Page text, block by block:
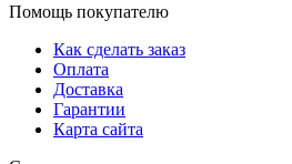
Помощь покупателю
Как сделать заказ
Оплата
Доставка
Гарантии
Карта сайта